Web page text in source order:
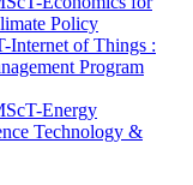
Policy
Internet of Things :
Program
Energy
Technology &